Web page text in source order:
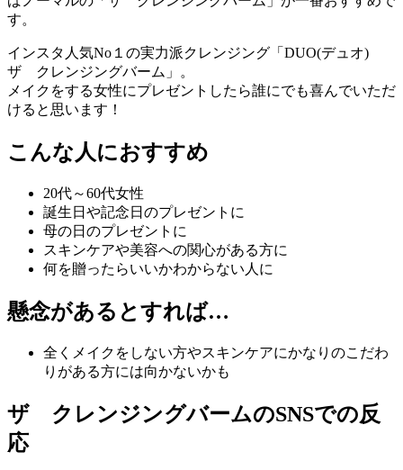
す。
インスタ人気No１の実力派クレンジング「DUO(デュオ)
ザ クレンジングバーム」。
メイクをする女性にプレゼントしたら誰にでも喜んでいただ
けると思います！
こんな人におすすめ
20代～60代女性
誕生日や記念日のプレゼントに
母の日のプレゼントに
スキンケアや美容への関心がある方に
何を贈ったらいいかわからない人に
懸念があるとすれば…
全くメイクをしない方やスキンケアにかなりのこだわ
りがある方には向かないかも
ザ クレンジングバームのSNSでの反
応